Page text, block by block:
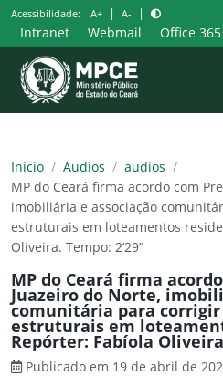
Pular
para
o
conteúdo
Acessibilidade: A+ | A- |
Intranet Webmail Office 365
Início / Audios / audios /
MP do Ceará firma acordo com
imobiliária e associação
estruturais em loteamentos
Oliveira. Tempo: 2’29”
MP do Ceará firma
Juazeiro do Norte,
comunitária para
estruturais em
Repórter: Fabíola
Publicado em 19 de abril de